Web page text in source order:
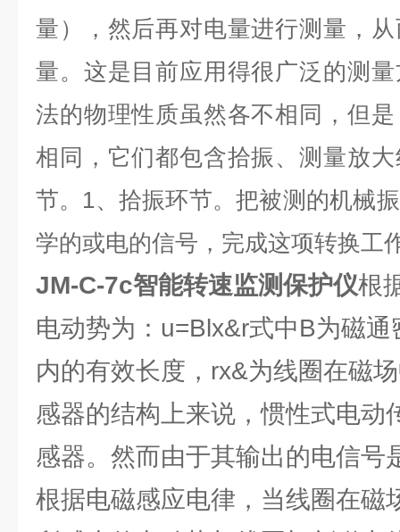
量），然后再对电量进行测量，
量。这是目前应用得很广泛的测
法的物理性质虽然各不相同，但
相同，它们都包含拾振、测量放
节。1、拾振环节。把被测的机械
学的或电的信号，完成这项转换工
JM-C-7c智能转速监测保护仪根
电动势为：u=Blx&r式中B为磁
内的有效长度，rx&为线圈在磁
感器的结构上来说，惯性式电动
感器。然而由于其输出的电信号
根据电磁感应电律，当线圈在磁